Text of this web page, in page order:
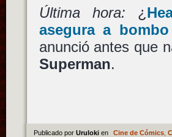
Última hora: ¿
asegura a
anunció antes que
Superman.
Publicado por Uruloki en Cine de Cómics,